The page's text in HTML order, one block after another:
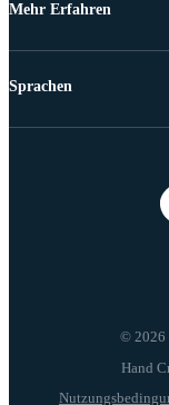
Mehr Erfahren
© 2026
Sprachen